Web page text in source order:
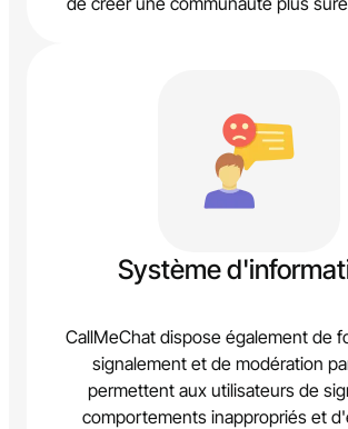
Système
CallMeChat dispose également de
signalement et de modération
permettent aux utilisateurs de
comportements inappropriés et